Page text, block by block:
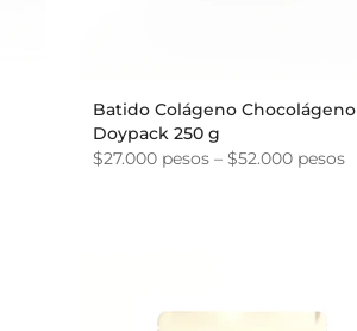
Batido Colágeno Chocolágeno
Doypack 250 g
$27.000 pesos – $52.000 pesos